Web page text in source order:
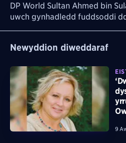
DP World Sultan Ahmed bin
uwch gynhadledd fuddsoddi
Newyddion diweddaraf
9